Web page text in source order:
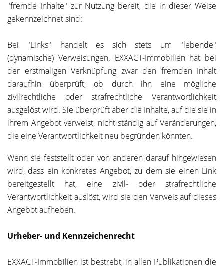
"fremde Inhalte" zur Nutzung bereit, die in dieser Weise
gekennzeichnet sind:
Bei "Links" handelt es sich stets um "lebende"
(dynamische) Verweisungen. EXXACT-Immobilien hat bei
der erstmaligen Verknüpfung zwar den fremden Inhalt
daraufhin überprüft, ob durch ihn eine mögliche
zivilrechtliche oder strafrechtliche Verantwortlichkeit
ausgelöst wird. Sie überprüft aber die Inhalte, auf die sie in
ihrem Angebot verweist, nicht ständig auf Veränderungen,
die eine Verantwortlichkeit neu begründen könnten.
Wenn sie feststellt oder von anderen darauf hingewiesen
wird, dass ein konkretes Angebot, zu dem sie einen Link
bereitgestellt hat, eine zivil- oder strafrechtliche
Verantwortlichkeit auslöst, wird sie den Verweis auf dieses
Angebot aufheben.
Urheber- und Kennzeichenrecht
EXXACT-Immobilien ist bestrebt, in allen Publikationen die